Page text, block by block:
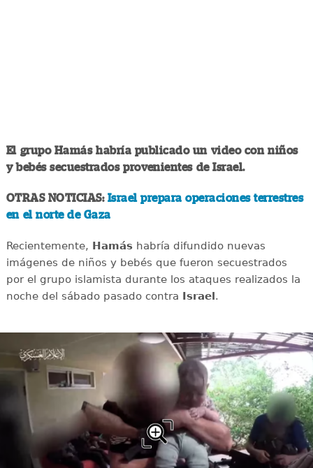
El grupo Hamás habría publicado un video con niños
y bebés secuestrados provenientes de Israel.
OTRAS NOTICIAS: Israel prepara operaciones terrestres
en el norte de Gaza
Recientemente, Hamáshabría difundido nuevas
imágenes de niños y bebés que fueron secuestrados
por el grupo islamista durante los ataques realizados la
noche del sábado pasado contra Israel.